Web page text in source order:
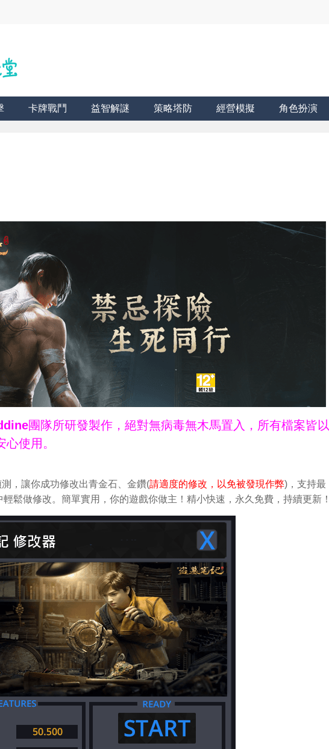
卡牌戰鬥 益智解謎 策略塔防 經營模擬 角色扮演
團隊所研發製作，絕對無病毒無木馬置入，所有檔案皆以
使用。
，讓你成功修改出青金石、金鑽(請適度的修改，以免被發現作弊)，支持最
鬆做修改。簡單實用，你的遊戲你做主！精小快速，永久免費，持續更新！